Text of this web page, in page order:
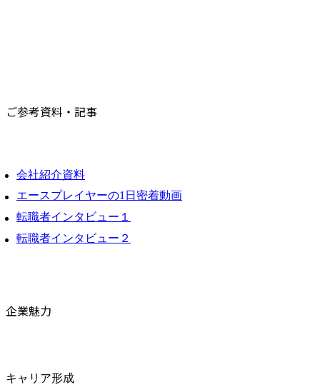
ご参考資料・記事
会社紹介資料
エースプレイヤーの1日密着動画
転職者インタビュー１
転職者インタビュー２
企業魅力
キャリア形成